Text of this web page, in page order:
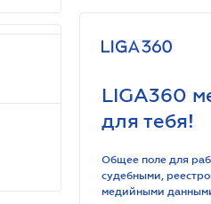
LIGA360
для тебя!
Общее поле для
судебными,
медийными